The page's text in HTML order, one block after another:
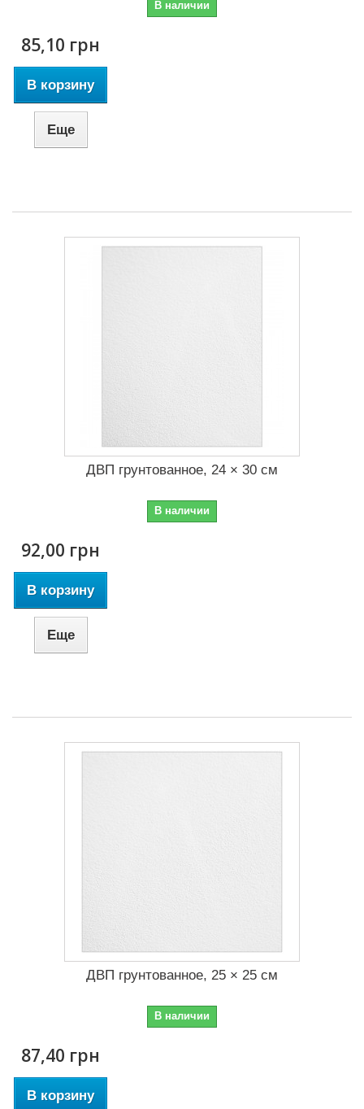
В наличии
85,10 грн
В корзину
Еще
ДВП грунтованное, 24 × 30 см
В наличии
92,00 грн
В корзину
Еще
ДВП грунтованное, 25 × 25 см
В наличии
87,40 грн
В корзину